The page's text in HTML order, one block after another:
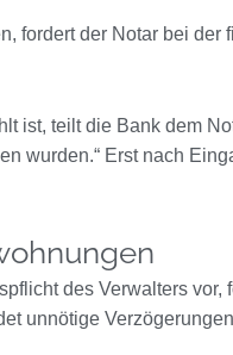
fordert der Notar bei der
ist, teilt die Bank dem
wurden.“ Erst nach
des Verwalters
unnötige